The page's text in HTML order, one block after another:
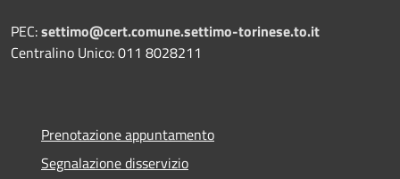
PEC:settimo@cert.comune.settimo-torinese.to.it
Centralino Unico: 011 8028211
Prenotazione appuntamento
Segnalazione disservizio